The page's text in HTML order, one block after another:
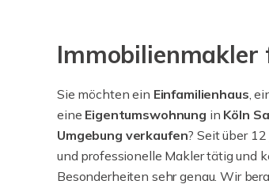
Immobilienmakler
Sie möchten ein Einfamilienhaus,
eine Eigentumswohnung in Köln
Umgebung verkaufen? Seit über
und professionelle Makler tätig und
Besonderheiten sehr genau. Wir